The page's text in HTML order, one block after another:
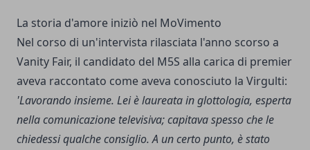
La storia d'amore iniziò nel MoVimento
Nel corso di un'intervista rilasciata l'anno scorso a
Vanity Fair, il candidato del M5S alla carica di premier
aveva raccontato come aveva conosciuto la Virgulti:
'Lavorando insieme. Lei è laureata in glottologia, esperta
nella comunicazione televisiva; capitava spesso che le
chiedessi qualche consiglio. A un certo punto, è stato